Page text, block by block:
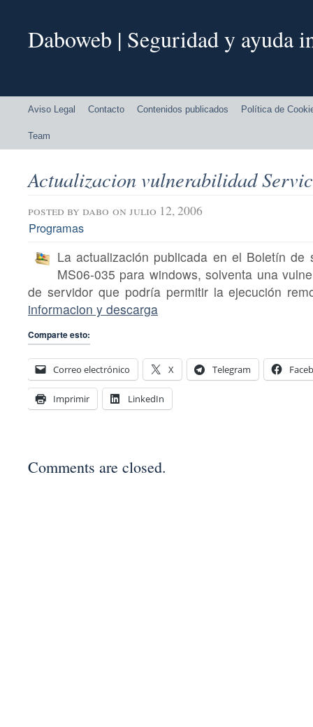
Daboweb | Seguridad y ayuda
Aviso Legal Contacto Contenidos publicados Política de
Team
Actualizacion vulnerabilidad
posted by dabo on julio 12, 2006
Programas
La actualización publicada en el Boletín de
MS06-035 para windows, solventa una
de servidor que podría permitir la ejecución
informacion y descarga
Comparte esto:
Correo electrónico X Telegram
Imprimir LinkedIn
Comments are closed.